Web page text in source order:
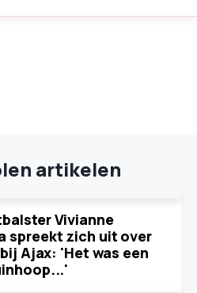
artikelen
Vivianne
spreekt zich uit over
Ajax: 'Het was een